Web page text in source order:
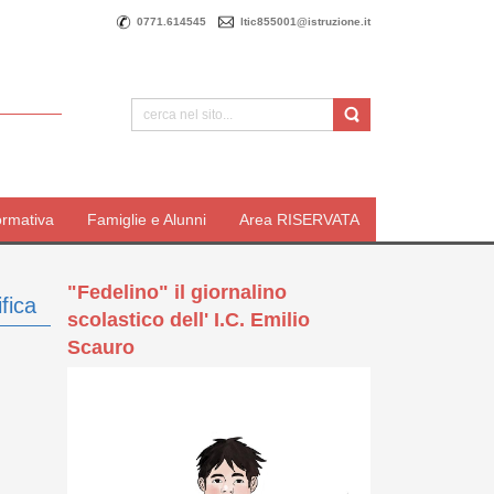
0771.614545 ltic855001@istruzione.it
Famiglie e Alunni Area RISERVATA
"Fedelino" il giornalino
scolastico dell' I.C. Emilio
Scauro